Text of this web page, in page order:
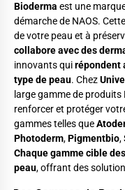
Bioderma est une
démarche de NAOS.
de votre peau et à
collabore avec des
innovants quirépondent
type de peau. Chez
large gamme de
renforcer et protéger
gammes telles que
Photoderm,Pigmentbio,
Chaque gamme cible
peau, offrant des